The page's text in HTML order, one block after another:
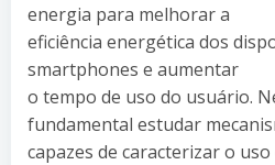
energia para melhorar a
eficiência energética dos
smartphones e aumentar
o tempo de uso do usuário.
fundamental estudar
capazes de caracterizar o